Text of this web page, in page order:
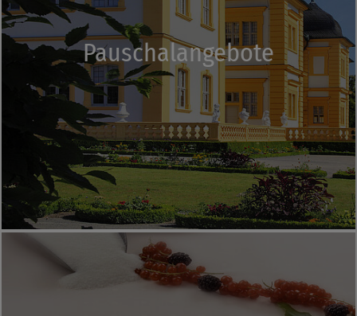
Pauschalangebote